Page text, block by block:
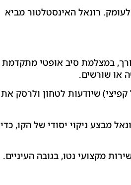
רונאל האינסטלטור מביא
במצלמת סיב אופטי מתקדמת
או שורשים.
שיודעות לטחון ולרסק את
מבצע ניקוי יסודי של הקו, כדי
מקצועי נטו, בגובה העיניים.